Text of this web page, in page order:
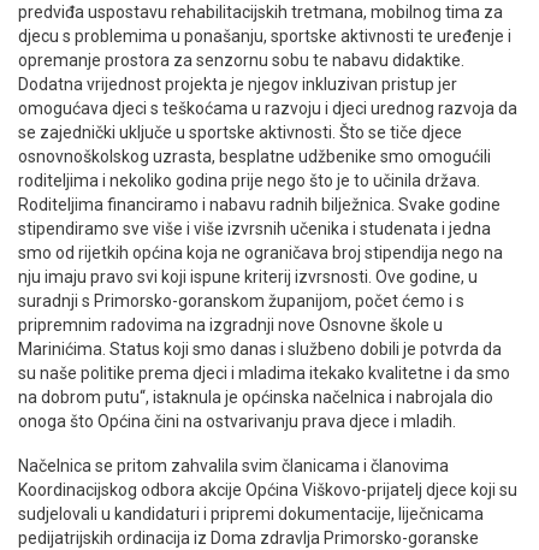
predviđa uspostavu rehabilitacijskih tretmana, mobilnog tima za
djecu s problemima u ponašanju, sportske aktivnosti te uređenje i
opremanje prostora za senzornu sobu te nabavu didaktike.
Dodatna vrijednost projekta je njegov inkluzivan pristup jer
omogućava djeci s teškoćama u razvoju i djeci urednog razvoja da
se zajednički uključe u sportske aktivnosti. Što se tiče djece
osnovnoškolskog uzrasta, besplatne udžbenike smo omogućili
roditeljima i nekoliko godina prije nego što je to učinila država.
Roditeljima financiramo i nabavu radnih bilježnica. Svake godine
stipendiramo sve više i više izvrsnih učenika i studenata i jedna
smo od rijetkih općina koja ne ograničava broj stipendija nego na
nju imaju pravo svi koji ispune kriterij izvrsnosti. Ove godine, u
suradnji s Primorsko-goranskom županijom, počet ćemo i s
pripremnim radovima na izgradnji nove Osnovne škole u
Marinićima. Status koji smo danas i službeno dobili je potvrda da
su naše politike prema djeci i mladima itekako kvalitetne i da smo
na dobrom putu“, istaknula je općinska načelnica i nabrojala dio
onoga što Općina čini na ostvarivanju prava djece i mladih.
Načelnica se pritom zahvalila svim članicama i članovima
Koordinacijskog odbora akcije Općina Viškovo-prijatelj djece koji su
sudjelovali u kandidaturi i pripremi dokumentacije, liječnicama
pedijatrijskih ordinacija iz Doma zdravlja Primorsko-goranske